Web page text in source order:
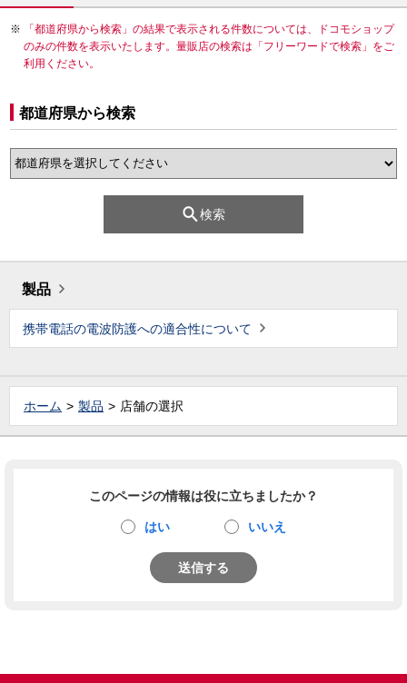
「都道府県から検索」の結果で表示される件数については、ドコモショップ
のみの件数を表示いたします。量販店の検索は「フリーワードで検索」をご
利用ください。
都道府県から検索
検索
製品
携帯電話の電波防護への適合性について
ホーム 製品 店舗の選択
このページの情報は役に立ちましたか？
はい いいえ
送信する